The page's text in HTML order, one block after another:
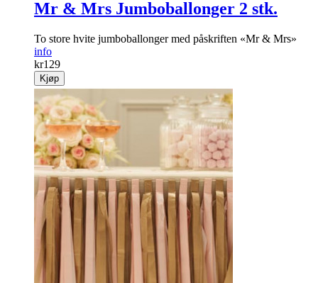
Mr & Mrs Jumboballonger 2 stk.
To store hvite jumboballonger med påskriften «Mr & Mrs»
info
kr129
Kjøp